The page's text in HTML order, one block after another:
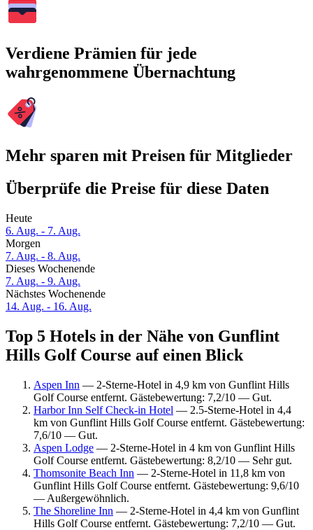
Verdiene Prämien für jede
wahrgenommene Übernachtung
Mehr sparen mit Preisen für Mitglieder
Überprüfe die Preise für diese Daten
Heute
6. Aug. - 7. Aug.
Morgen
7. Aug. - 8. Aug.
Dieses Wochenende
7. Aug. - 9. Aug.
Nächstes Wochenende
14. Aug. - 16. Aug.
Top 5 Hotels in der Nähe von Gunflint
Hills Golf Course auf einen Blick
Aspen Inn — 2-Sterne-Hotel in 4,9 km von Gunflint Hills
Golf Course entfernt. Gästebewertung: 7,2/10 — Gut.
Harbor Inn Self Check-in Hotel — 2.5-Sterne-Hotel in 4,4
km von Gunflint Hills Golf Course entfernt. Gästebewertung:
7,6/10 — Gut.
Aspen Lodge — 2-Sterne-Hotel in 4 km von Gunflint Hills
Golf Course entfernt. Gästebewertung: 8,2/10 — Sehr gut.
Thomsonite Beach Inn — 2-Sterne-Hotel in 11,8 km von
Gunflint Hills Golf Course entfernt. Gästebewertung: 9,6/10
— Außergewöhnlich.
The Shoreline Inn — 2-Sterne-Hotel in 4,4 km von Gunflint
Hills Golf Course entfernt. Gästebewertung: 7,2/10 — Gut.